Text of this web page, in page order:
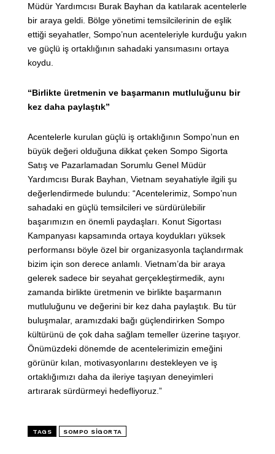
Müdür Yardımcısı Burak Bayhan da katılarak acentelerle
bir araya geldi. Bölge yönetimi temsilcilerinin de eşlik
ettiği seyahatler, Sompo’nun acenteleriyle kurduğu yakın
ve güçlü iş ortaklığının sahadaki yansımasını ortaya
koydu.
“Birlikte üretmenin ve başarmanın mutluluğunu bir
kez daha paylaştık”
Acentelerle kurulan güçlü iş ortaklığının Sompo’nun en
büyük değeri olduğuna dikkat çeken Sompo Sigorta
Satış ve Pazarlamadan Sorumlu Genel Müdür
Yardımcısı Burak Bayhan, Vietnam seyahatiyle ilgili şu
değerlendirmede bulundu: “Acentelerimiz, Sompo’nun
sahadaki en güçlü temsilcileri ve sürdürülebilir
başarımızın en önemli paydaşları. Konut Sigortası
Kampanyası kapsamında ortaya koydukları yüksek
performansı böyle özel bir organizasyonla taçlandırmak
bizim için son derece anlamlı. Vietnam’da bir araya
gelerek sadece bir seyahat gerçekleştirmedik, aynı
zamanda birlikte üretmenin ve birlikte başarmanın
mutluluğunu ve değerini bir kez daha paylaştık. Bu tür
buluşmalar, aramızdaki bağı güçlendirirken Sompo
kültürünü de çok daha sağlam temeller üzerine taşıyor.
Önümüzdeki dönemde de acentelerimizin emeğini
görünür kılan, motivasyonlarını destekleyen ve iş
ortaklığımızı daha da ileriye taşıyan deneyimleri
artırarak sürdürmeyi hedefliyoruz.”
TAGS SOMPO SIGORTA